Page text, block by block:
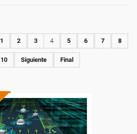
1 2 3 4 5 6 7 8
10 Siguiente Final